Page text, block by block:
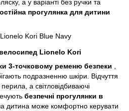
а у варіанті без ручки та
прогулянка для дитини
Lionelo Kori
3-точковому ременю безпеки ,
подразненню шкіри. Відчуття
а світловідбиваючі
безпечні прогулянки в
дитина може комфортно керувати